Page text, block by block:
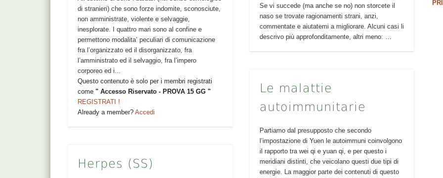
Se vi succede (ma anche se no) non storcete il
naso se trovate ragionamenti strani, anzi,
commentate e aiutatemi a migliorare. Alcuni casi li
descrivo più approfonditamente, altri meno: …
di stranieri) che sono forze indomite, sconosciute,
non amministrate, violente e selvaggie,
inesplorate. I quattro mari sono al confine e
permettono modalita’ peculiari di comunicazione
fra l’organizzato ed il disorganizzato, fra
l’amministrato ed il selvaggio, fra l’impero
corporeo ed i...
Questo contenuto è solo per i membri registrati
come" Accesso Riservato - PROVA 15 GG "
REGISTRATI !
Already a member?Accedi
Le malattie
autoimmunitarie
Partiamo dal presupposto che secondo
l’impostazione di Yuen le autoimmuni coinvolgono
il rapporto tra wei qi e yuan qi, e per questo i
meridiani distinti, che veicolano questi due tipi di
energie. La maggior parte dei contenuti di questo
Herpes (SS)